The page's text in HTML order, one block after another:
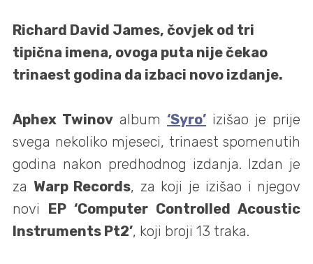
Richard David James, čovjek od tri
tipična imena, ovoga puta nije čekao
trinaest godina da izbaci novo izdanje.
Aphex Twinov album ‘Syro’ izišao je prije
svega nekoliko mjeseci, trinaest spomenutih
godina nakon predhodnog izdanja. Izdan je
za Warp Records, za koji je izišao i njegov
novi EP ‘Computer Controlled Acoustic
Instruments Pt2’, koji broji 13 traka.